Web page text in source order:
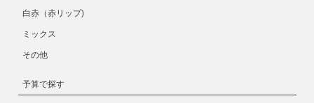
白赤（赤リップ)
ミックス
その他
予算で探す